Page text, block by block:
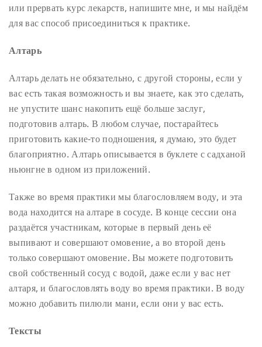
или прервать курс лекарств, напишите мне, и мы найдём
для вас способ присоединиться к практике.
Алтарь
Алтарь делать не обязательно, с другой стороны, если у
вас есть такая возможность и вы знаете, как это сделать,
не упустите шанс накопить ещё больше заслуг,
подготовив алтарь. В любом случае, постарайтесь
приготовить какие-то подношения, я думаю, это будет
благоприятно. Алтарь описывается в буклете с садханой
ньюнгне в одном из приложений.
Также во время практики мы благословляем воду, и эта
вода находится на алтаре в сосуде. В конце сессии она
раздаётся участникам, которые в первый день её
выпивают и совершают омовение, а во второй день
только совершают омовение. Вы можете подготовить
свой собственный сосуд с водой, даже если у вас нет
алтаря, и благословлять воду во время практики. В воду
можно добавить пилюли мани, если они у вас есть.
Тексты